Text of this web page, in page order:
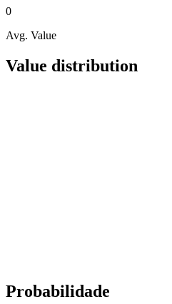
0
Avg. Value
Value distribution
Probabilidade